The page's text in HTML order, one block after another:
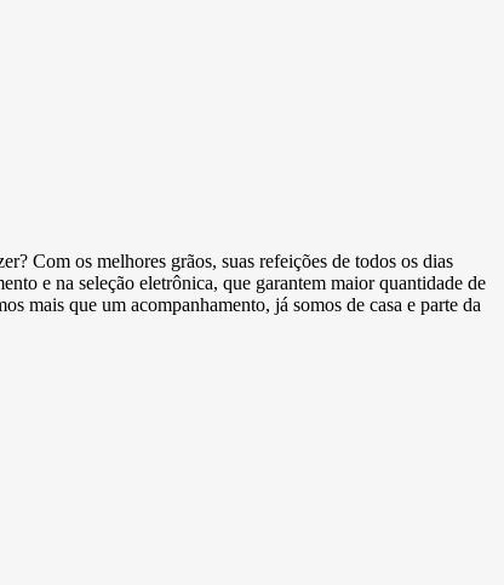
Com os melhores grãos, suas refeições de todos os dias
e na seleção eletrônica, que garantem maior quantidade de
mais que um acompanhamento, já somos de casa e parte da